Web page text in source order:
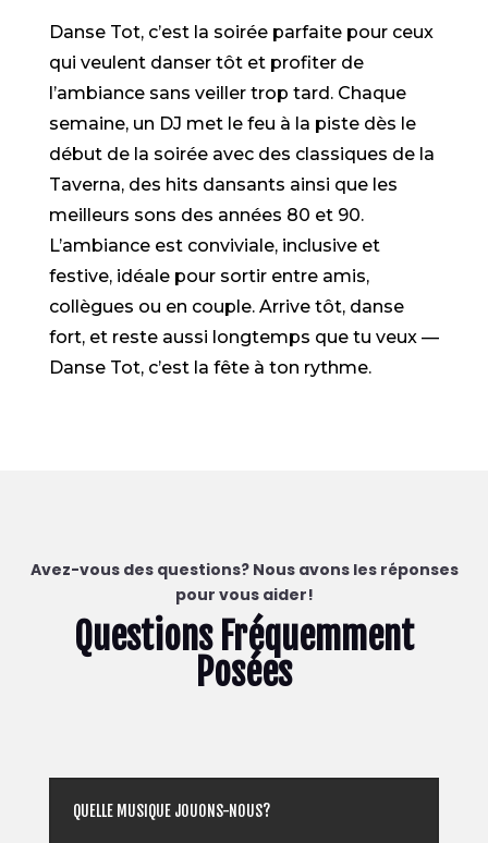
Danse Tot, c’est la soirée parfaite pour ceux
qui veulent danser tôt et profiter de
l’ambiance sans veiller trop tard. Chaque
semaine, un DJ met le feu à la piste dès le
début de la soirée avec des classiques de la
Taverna, des hits dansants ainsi que les
meilleurs sons des années 80 et 90.
L’ambiance est conviviale, inclusive et
festive, idéale pour sortir entre amis,
collègues ou en couple. Arrive tôt, danse
fort, et reste aussi longtemps que tu veux —
Danse Tot, c’est la fête à ton rythme.
Avez-vous des questions? Nous avons les réponses
pour vous aider!
Questions Fréquemment
Posées
QUELLE MUSIQUE JOUONS-NOUS?